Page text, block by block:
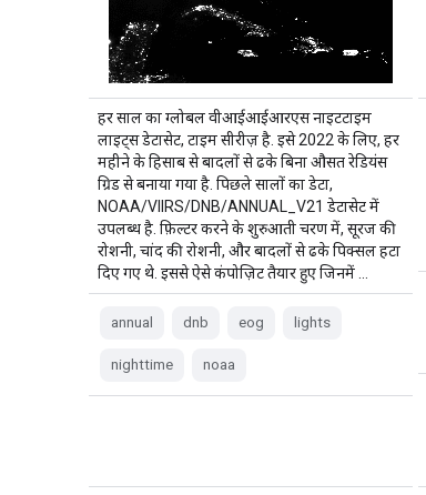
हर साल का ग्लोबल वीआईआईआरएस नाइटटाइम
लाइट्स डेटासेट, टाइम सीरीज़ है. इसे 2022 के लिए, हर
महीने के हिसाब से बादलों से ढके बिना औसत रेडियंस
ग्रिड से बनाया गया है. पिछले सालों का डेटा,
NOAA/VIIRS/DNB/ANNUAL_V21 डेटासेट में
उपलब्ध है. फ़िल्टर करने के शुरुआती चरण में, सूरज की
रोशनी, चांद की रोशनी, और बादलों से ढके पिक्सल हटा
दिए गए थे. इससे ऐसे कंपोज़िट तैयार हुए जिनमें …
annual dnb eog lights
nighttime noaa